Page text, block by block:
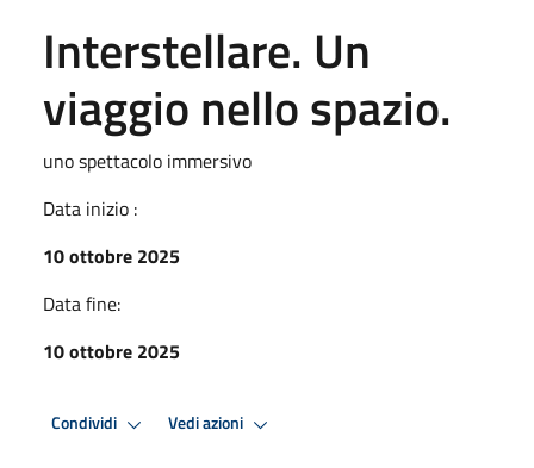
Interstellare. Un
viaggio nello spazio.
uno spettacolo immersivo
Data inizio :
10 ottobre 2025
Data fine:
10 ottobre 2025
Condividi Vedi azioni